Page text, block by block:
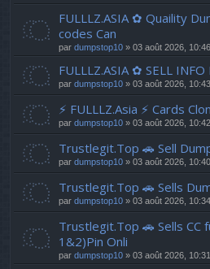
FULLLZ.ASIA ✿ Quaility
codes Can
par dumpstop10 » 03 août 2026,
FULLLZ.ASIA ✿ SELL
par dumpstop10 » 03 août 2026,
⚡ FULLLZ.Asia ⚡ Cards
par dumpstop10 » 03 août 2026,
Trustlegit.Top 🚗 Sell
par dumpstop10 » 03 août 2026,
Trustlegit.Top 🚗 Sells
par dumpstop10 » 03 août 2026,
Trustlegit.Top 🚗 Sells CC
1&2)Pin Onli
par dumpstop10 » 03 août 2026,